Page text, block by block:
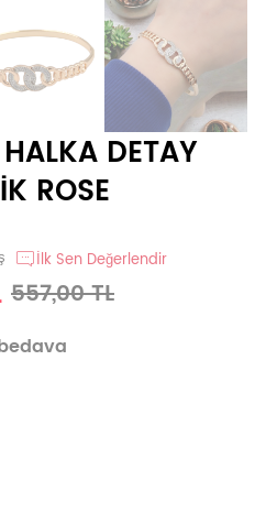
DETAY
ROSE
İlk Sen Değerlendir
557,00 TL